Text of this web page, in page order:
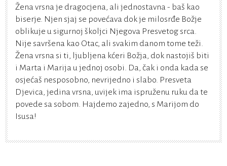
Žena vrsna je dragocjena, ali jednostavna - baš kao
biserje. Njen sjaj se povećava dok je milosrđe Božje
oblikuje u sigurnoj školjci Njegova Presvetog srca.
Nije savršena kao Otac, ali svakim danom tome teži.
Žena vrsna si ti, ljubljena kćeri Božja, dok nastojiš biti
i Marta i Marija u jednoj osobi. Da, čak i onda kada se
osjećaš nesposobno, nevrijedno i slabo. Presveta
Djevica, jedina vrsna, uvijek ima ispruženu ruku da te
povede sa sobom. Hajdemo zajedno, s Marijom do
Isusa!